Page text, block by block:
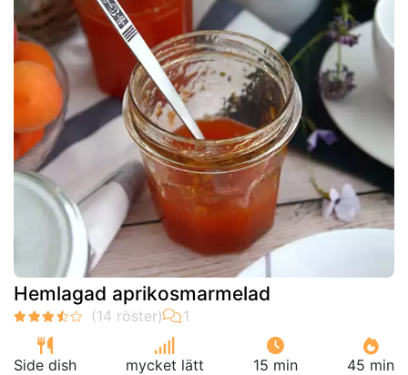
Hemlagad aprikosmarmelad
Side dish mycket lätt 15 min 45 min